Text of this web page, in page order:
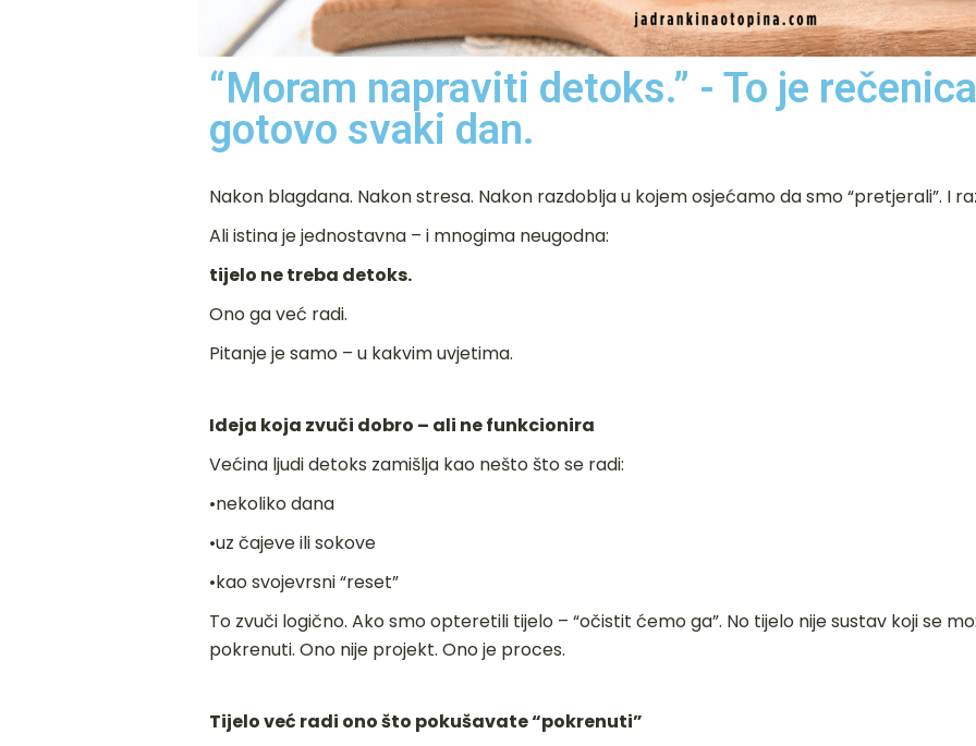
“Moram napraviti detoks.” - To je
gotovo svaki dan.
Nakon blagdana. Nakon stresa. Nakon razdoblja u kojem osjećamo da smo “pretjerali”. I
Ali istina je jednostavna – i mnogima neugodna:
tijelo ne treba detoks.
Ono ga već radi.
Pitanje je samo – u kakvim uvjetima.
Ideja koja zvuči dobro – ali ne funkcionira
Većina ljudi detoks zamišlja kao nešto što se radi:
•nekoliko dana
•uz čajeve ili sokove
•kao svojevrsni “reset”
To zvuči logično. Ako smo opteretili tijelo – “očistit ćemo ga”. No tijelo nije sustav koji se
pokrenuti. Ono nije projekt. Ono je proces.
Tijelo već radi ono što pokušavate “pokrenuti”